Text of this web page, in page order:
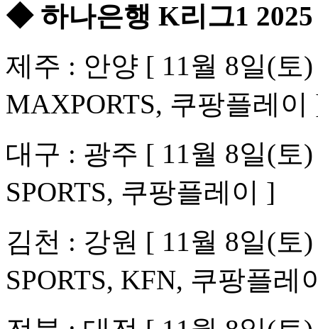
◆ 하나은행 K리그1
제주 : 안양 [ 11월 8일(토
MAXPORTS, 쿠팡플레이
대구 : 광주 [ 11월 8일(토
SPORTS, 쿠팡플레이 ]
김천 : 강원 [ 11월 8일(토
SPORTS, KFN, 쿠팡플레